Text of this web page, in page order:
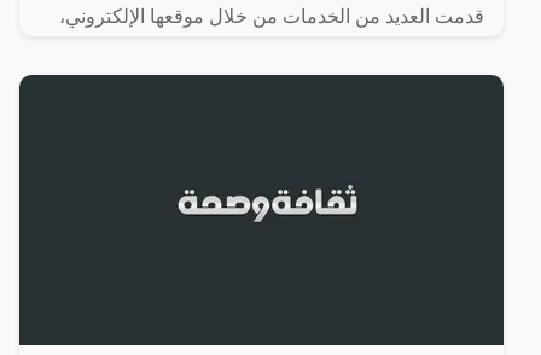
قدمت العديد من الخدمات من خلال موقعها الإلكتروني،